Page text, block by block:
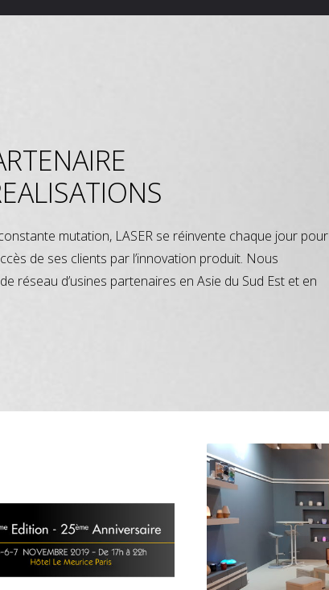
mutation, LASER se réinvente chaque jour pour
de ses clients par l’innovation produit. Nous
réseau d’usines partenaires en Asie du Sud Est et en